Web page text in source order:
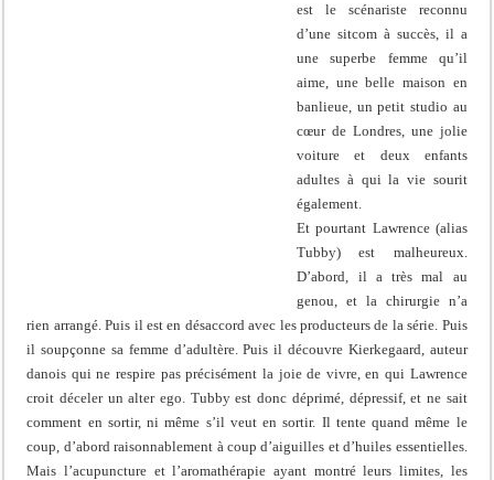
est le scénariste reconnu
d’une sitcom à succès, il a
une superbe femme qu’il
aime, une belle maison en
banlieue, un petit studio au
cœur de Londres, une jolie
voiture et deux enfants
adultes à qui la vie sourit
également.
Et pourtant Lawrence (alias
Tubby) est malheureux.
D’abord, il a très mal au
genou, et la chirurgie n’a
rien arrangé. Puis il est en désaccord avec les producteurs de la série. Puis
il soupçonne sa femme d’adultère. Puis il découvre Kierkegaard, auteur
danois qui ne respire pas précisément la joie de vivre, en qui Lawrence
croit déceler un alter ego. Tubby est donc déprimé, dépressif, et ne sait
comment en sortir, ni même s’il veut en sortir. Il tente quand même le
coup, d’abord raisonnablement à coup d’aiguilles et d’huiles essentielles.
Mais l’acupuncture et l’aromathérapie ayant montré leurs limites, les